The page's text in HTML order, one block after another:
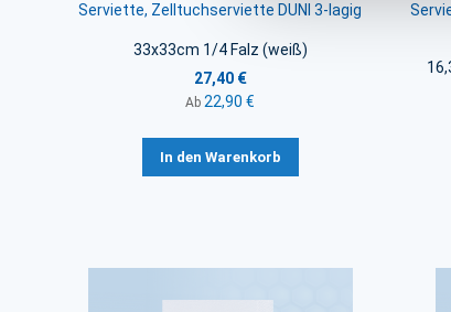
Serviette, Zelltuchserviette DUNI 3-lagig
33x33cm 1/4 Falz (weiß)
27,40 €
Ab 22,90 €
In den Warenkorb